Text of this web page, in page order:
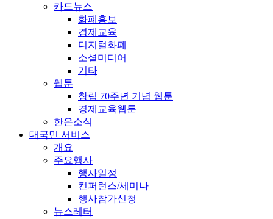
카드뉴스
화폐홍보
경제교육
디지털화폐
소셜미디어
기타
웹툰
창립 70주년 기념 웹툰
경제교육웹툰
한은소식
대국민 서비스
개요
주요행사
행사일정
컨퍼런스/세미나
행사참가신청
뉴스레터